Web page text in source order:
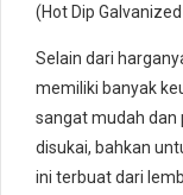
(Hot Dip
Selain dari
memiliki banyak
sangat mudah dan
disukai, bahkan
ini terbuat dari